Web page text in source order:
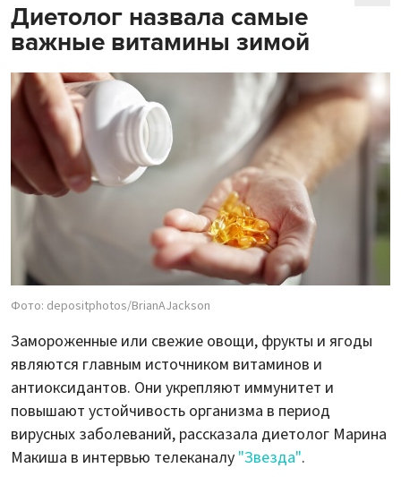
Диетолог назвала самые
важные витамины зимой
Фото: depositphotos/BrianAJackson
Замороженные или свежие овощи, фрукты и ягоды
являются главным источником витаминов и
антиоксидантов. Они укрепляют иммунитет и
повышают устойчивость организма в период
вирусных заболеваний, рассказала диетолог Марина
Макиша в интервью телеканалу "Звезда".